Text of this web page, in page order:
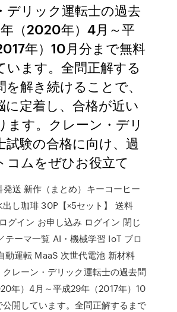
デリック運転士の過去
（2020年）4月～平
年）10月分まで無料
います。全問正解する
を解き続けることで、
に定着し、合格が近い
ます。クレーン・デリ
試験の合格に向け、過
コムをぜひお役立て
発送 新作（まとめ）キーコーヒー
し珈琲 30P【×5セット】 送料
グイン お申し込み ログイン 閉じ
テーマ一覧 AI・機械学習 IoT ブロ
動運転 MaaS 次世代電池 新材料
レーン・デリック運転士の過去問
年）4月～平成29年（2017年）10
公開しています。全問正解するまで